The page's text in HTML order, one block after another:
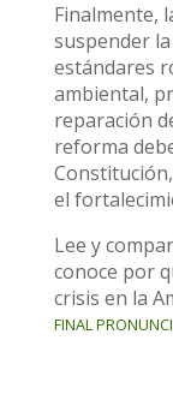
Finalmente,
suspender
estándares
ambiental,
reparación
reforma
el
Lee y
conoce por
crisis en la
FINAL